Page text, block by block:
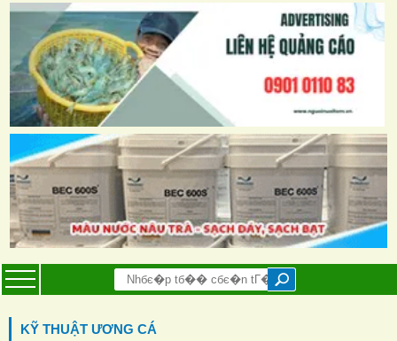
KỸ THUẬT ƯƠNG CÁ